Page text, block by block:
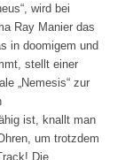
wird bei
Ray Manier das
in doomigem und
stellt einer
„Nemesis“ zur
ist, knallt man
um trotzdem
Die